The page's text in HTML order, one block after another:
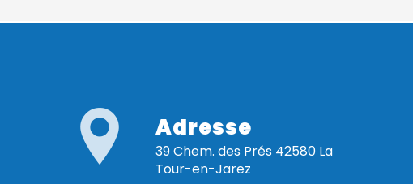
Adresse
39 Chem. des Prés 42580 La
Tour-en-Jarez